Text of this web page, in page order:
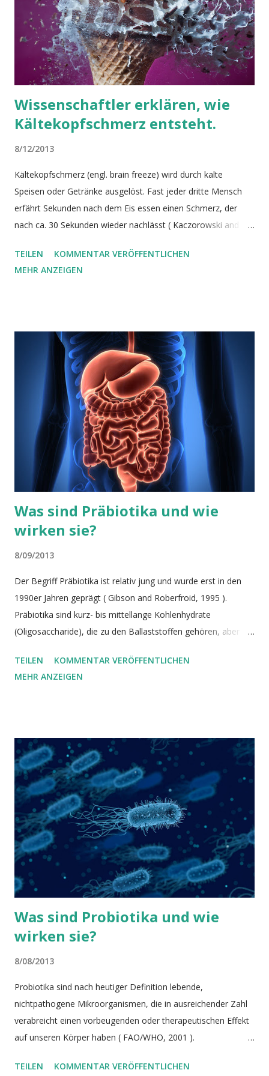
Wissenschaftler erklären, wie
Kältekopfschmerz entsteht.
8/12/2013
Kältekopfschmerz (engl. brain freeze) wird durch kalte
Speisen oder Getränke ausgelöst. Fast jeder dritte Mensch
erfährt Sekunden nach dem Eis essen einen Schmerz, der
nach ca. 30 Sekunden wieder nachlässt ( Kaczorowski and
sehr kaltes Wasser kann man dieses Gefühl auslösen. Nun
haben Wissenschaftler am Wake Forest Baptist Medical
Gehirnschlagader. Dwayne Godwin erklärt, dass das Gehirn
keine schnellen Änderungen mag und daher führt der
entstehende Kältekopfschmerz dazu, dass wir das Essen
einstellen oder verlangsamen. Obwohl das Gehirn selbst
keinen Schmerz empfinden kann, fühlen Rezeptoren an der
Oberfläche des Gehirns in dem Bereich, an dem sich die
Schlagadern treffen, die Temperaturänderung. Dies führt zu
einer Erweiterung gefolgt von einer K...
TEILEN
KOMMENTAR VERÖFFENTLICHEN
MEHR ANZEIGEN
Was sind Präbiotika und wie
wirken sie?
8/09/2013
Der Begriff Präbiotika ist relativ jung und wurde erst in den
1990er Jahren geprägt ( Gibson and Roberfroid, 1995 ).
Präbiotika sind kurz- bis mittellange Kohlenhydrate
(Oligosaccharide), die zu den Ballaststoffen gehören, aber
eingestuft zu werden, müssen Ballaststoffe folgende Kriterien
erfüllen: 1. Sie sind resistent gegenüber dem Magensaft und
von Gesundheit und Wohlbefinden ( Slavin, 2013 ).
Voraussetzung für die Wirksamkeit von Präbiotika ist
allerdings immer die Präsenz der durch Präbiotika
geförderten Mikroorganismen. Sonst läuft deren Verzehr ins
Leere ( Bischoff, 2011 ). Zu den typischen Präbiotika gehören
Pektin, Inulin, Fruktooligosaccharide und
Galaktooligosaccharide, die das Wachstum von im Dickdarm
vorhandenen probiotischen Bakterien...
TEILEN
KOMMENTAR VERÖFFENTLICHEN
MEHR ANZEIGEN
Was sind Probiotika und wie
wirken sie?
8/08/2013
Probiotika sind nach heutiger Definition lebende,
nichtpathogene Mikroorganismen, die in ausreichender Zahl
verabreicht einen vorbeugenden oder therapeutischen Effekt
auf unseren Körper haben ( FAO/WHO, 2001 ).
seit Anfang des 20. Jahrhunderts zur Vermeidung und
TEILEN KOMMENTAR VERÖFFENTLICHEN